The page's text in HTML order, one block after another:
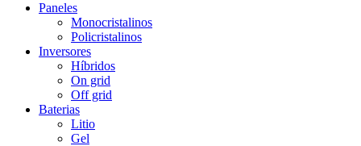
Paneles
Monocristalinos
Policristalinos
Inversores
Híbridos
On grid
Off grid
Baterias
Litio
Gel